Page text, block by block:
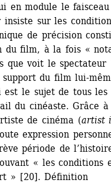
en module le
sur les
de précision
film, à la fois «
que voit le spectateur
du film lui-
est le sujet de tous
du cinéaste. Grâce à
de cinéma (artist
expression
période de
« les conditions
» [20]. Définition